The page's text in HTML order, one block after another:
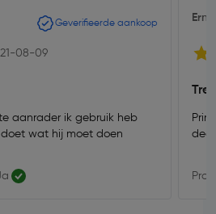
Geverifieerde aankoop
08-09
aanrader ik gebruik heb
wat hij moet doen